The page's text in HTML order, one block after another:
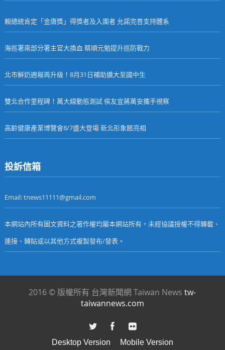
賴總統肯定「金唐獎」得獎者及入圍者 允諾完善支持體系
海巡署南部分署主官大換血 蔡順元勉提升巡防戰力
北市鮮奶週報再升級！8月31日補助擴大至國中生
雙北合作里程碑！萬大線動態測試 侯友宜蔣萬安攜手視察
高齡健康產業博覽會8/7盛大登場 新北形象館亮相
投訴信箱
Email: tnews11111@gmail.com
本網站內所有圖文資料之著作權均屬本網站所有，未經協議授權不得轉載、
連接、轉貼或以其他方式複製發布/發表。
2016 © 版權所有 台灣新聞網 Taiwan Newstw-
taiwannews.com
Desktop Version Mobile Version